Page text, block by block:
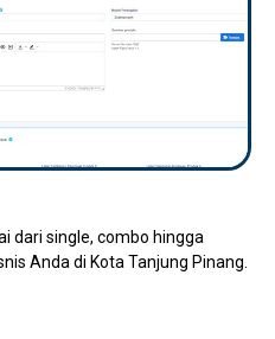
dari single, combo hingga
Anda di Kota Tanjung Pinang.